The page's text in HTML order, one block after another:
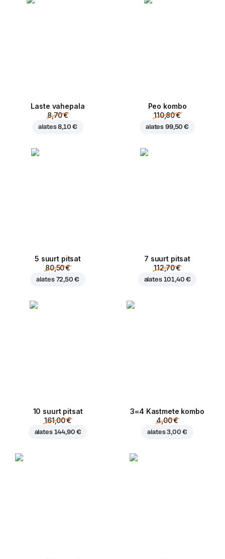
Laste vahepala
8,70 €
alates8,10 €
Peo kombo
110,80 €
alates 99,50 €
5 suurt pitsat
80,50 €
alates 72,50 €
7 suurt pitsat
112,70 €
alates 101,40 €
10 suurt pitsat
161,00 €
alates 144,90 €
3=4 Kastmete kombo
4,00 €
alates3,00 €